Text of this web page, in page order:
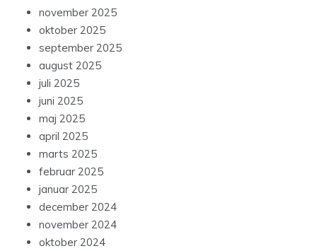
november 2025
oktober 2025
september 2025
august 2025
juli 2025
juni 2025
maj 2025
april 2025
marts 2025
februar 2025
januar 2025
december 2024
november 2024
oktober 2024